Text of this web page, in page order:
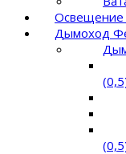
Освещение
Дымоход